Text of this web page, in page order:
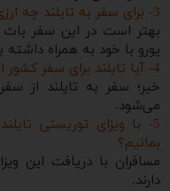
3- برای سفر به تایلند چه ارزی با خود ببریم؟
بهتر است در این سفر بات
یورو با خود به همراه داشته
4- آیا تایلند برای سفر کشور ارزانی محسوب می‌شود؟
خیر؛ سفر به تایلند از
می‌شود.
5- با ویزای توریستی
بمانیم؟
مسافران با دریافت این
دارند.